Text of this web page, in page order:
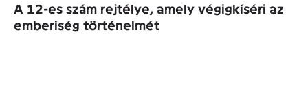
A 12-es szám rejtélye, amely végigkíséri az
emberiség történelmét